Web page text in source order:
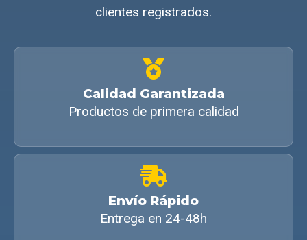
clientes registrados.
Calidad Garantizada
Productos de primera calidad
Envío Rápido
Entrega en 24-48h